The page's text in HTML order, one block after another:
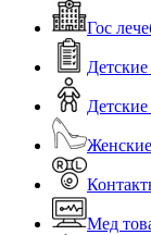
Гос
Мед